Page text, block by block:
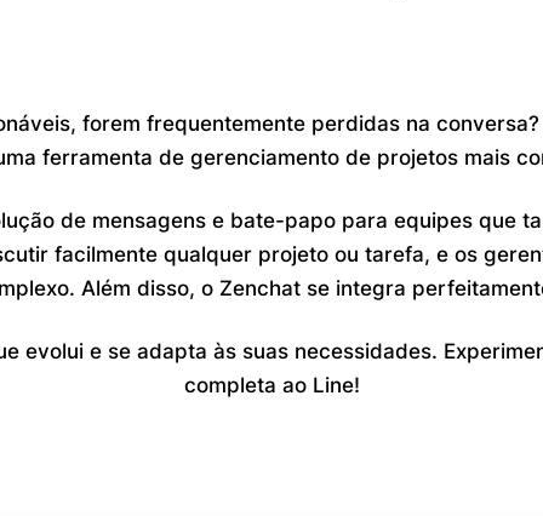
forem frequentemente perdidas na
ferramenta de gerenciamento de projetos mais
de mensagens e bate-papo para equipes que
facilmente qualquer projeto ou tarefa, e os
Além disso, o Zenchat se integra
evolui e se adapta às suas necessidades.
completa ao Line!